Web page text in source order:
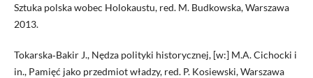
Sztuka polska wobec Holokaustu, red. M. Budkowska, Warszawa
2013.
Tokarska‑Bakir J., Nędza polityki historycznej, [w:] M.A. Cichocki i
in., Pamięć jako przedmiot władzy, red. P. Kosiewski, Warszawa